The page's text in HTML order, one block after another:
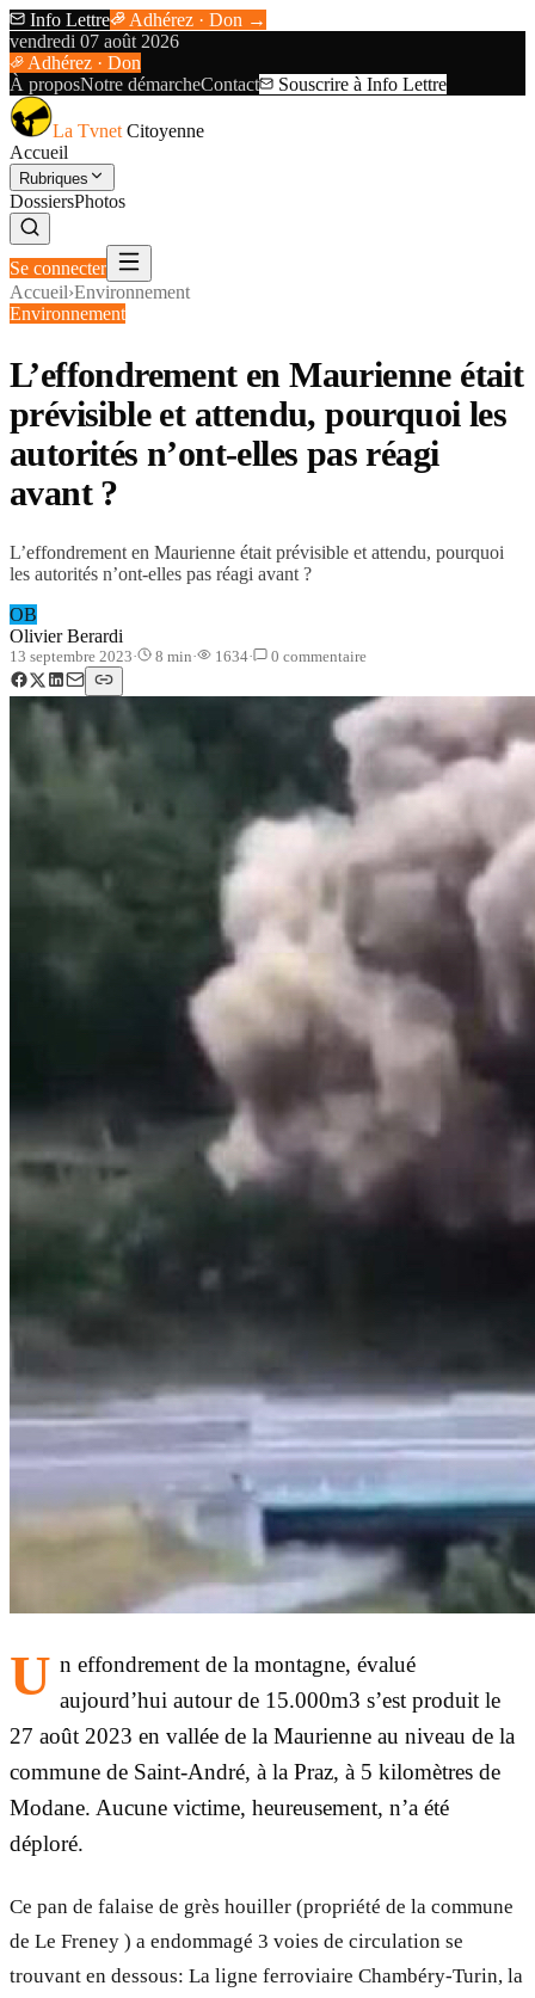
Info Lettre
Adhérez · Don →
vendredi 07 août 2026
Adhérez · Don
À proposNotre démarcheContact Souscrire à Info Lettre
La Tvnet Citoyenne
Accueil
Rubriques
DossiersPhotos
Se connecter
Accueil›Environnement
Environnement
L’effondrement en Maurienne était
prévisible et attendu, pourquoi les
autorités n’ont-elles pas réagi
avant ?
L’effondrement en Maurienne était prévisible et attendu, pourquoi
les autorités n’ont-elles pas réagi avant ?
OB
Olivier Berardi
13 septembre 2023· 8 min· 1634· 0 commentaire
U n effondrement de la montagne, évalué
aujourd’hui autour de 15.000m3 s’est produit le
27 août 2023 en vallée de la Maurienne au niveau de la
commune de Saint-André, à la Praz, à 5 kilomètres de
Modane. Aucune victime, heureusement, n’a été
déploré.
Ce pan de falaise de grès houiller (propriété de la commune
de Le Freney ) a endommagé 3 voies de circulation se
trouvant en dessous: La ligne ferroviaire Chambéry-Turin, la